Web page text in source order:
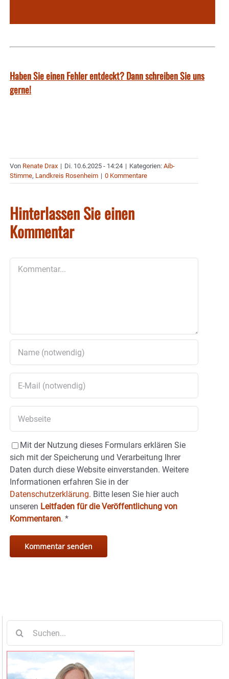
Haben Sie einen Fehler entdeckt? Dann schreiben Sie uns
gerne!
Von Renate Drax | Di. 10.6.2025 - 14:24 | Kategorien: Aib-
Stimme, Landkreis Rosenheim | 0 Kommentare
Hinterlassen Sie einen
Kommentar
Mit der Nutzung dieses Formulars erklären Sie
sich mit der Speicherung und Verarbeitung Ihrer
Daten durch diese Website einverstanden. Weitere
Informationen erfahren Sie in der
Datenschutzerklärung. Bitte lesen Sie hier auch
unseren Leitfaden für die Veröffentlichung von
Kommentaren. *
nach: